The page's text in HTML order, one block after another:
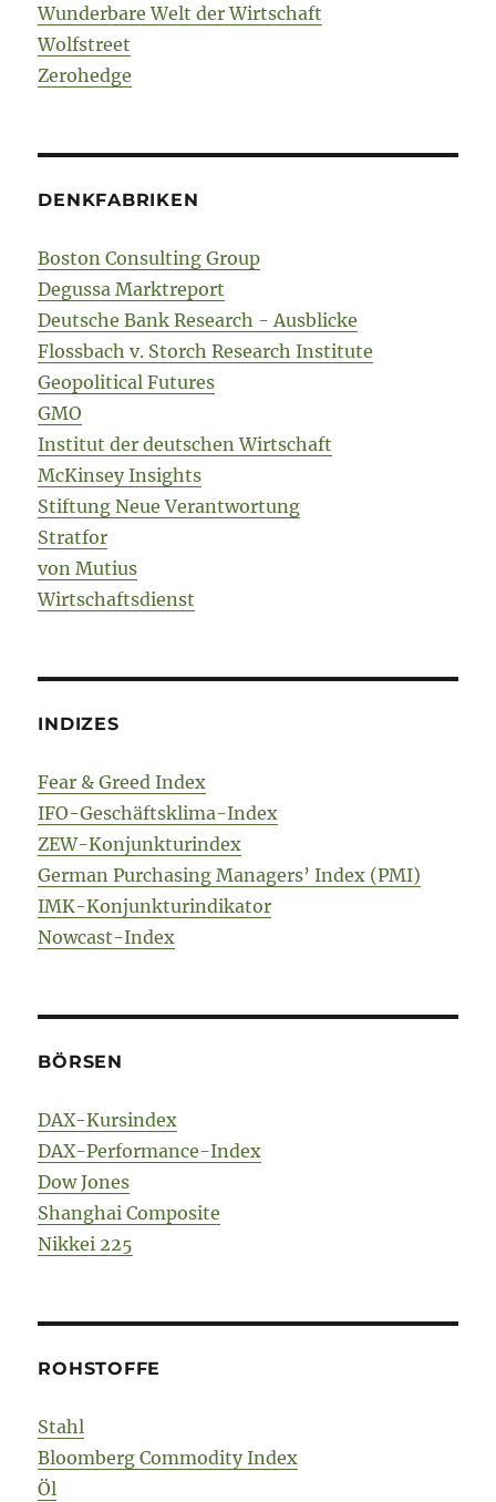
Wunderbare Welt der Wirtschaft
Wolfstreet
Zerohedge
DENKFABRIKEN
Boston Consulting Group
Degussa Marktreport
Deutsche Bank Research - Ausblicke
Flossbach v. Storch Research Institute
Geopolitical Futures
GMO
Institut der deutschen Wirtschaft
McKinsey Insights
Stiftung Neue Verantwortung
Stratfor
von Mutius
Wirtschaftsdienst
INDIZES
Fear & Greed Index
IFO-Geschäftsklima-Index
ZEW-Konjunkturindex
German Purchasing Managers’ Index (PMI)
IMK-Konjunkturindikator
Nowcast-Index
BÖRSEN
DAX-Kursindex
DAX-Performance-Index
Dow Jones
Shanghai Composite
Nikkei 225
ROHSTOFFE
Stahl
Bloomberg Commodity Index
Öl